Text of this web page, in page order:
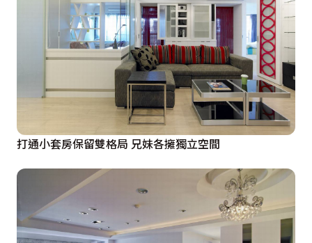
打通小套房保留雙格局 兄妹各擁獨立空間